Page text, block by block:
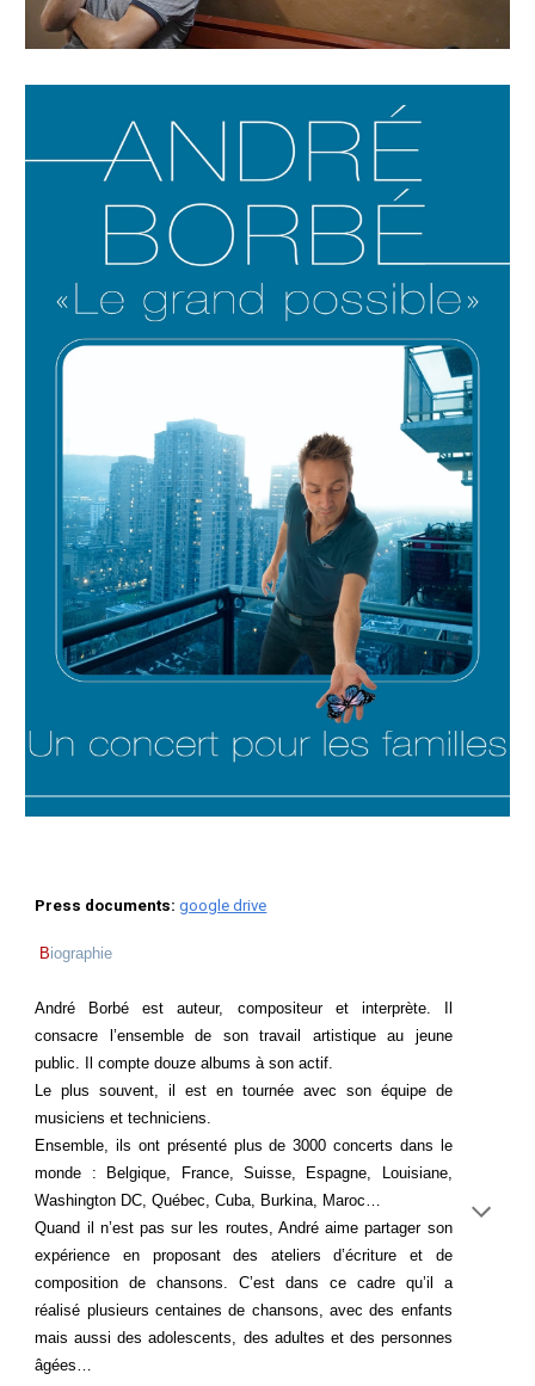
Press documents:google drive
Biographie
André Borbé est auteur, compositeur et interprète. Il
consacre l’ensemble de son travail artistique au jeune
public. Il compte douze albums à son actif.
Le plus souvent, il est en tournée avec son équipe de
musiciens et techniciens.
Ensemble, ils ont présenté plus de 3000 concerts dans le
monde : Belgique, France, Suisse, Espagne, Louisiane,
Washington DC, Québec, Cuba, Burkina, Maroc…
Quand il n’est pas sur les routes, André aime partager son
expérience en proposant des ateliers d’écriture et de
composition de chansons. C’est dans ce cadre qu’il a
réalisé plusieurs centaines de chansons, avec des enfants
mais aussi des adolescents, des adultes et des personnes
âgées…